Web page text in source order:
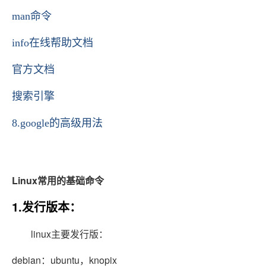
man命令
info在线帮助文档
官方文档
搜索引擎
8.google的高级用法
Linux常用的基础命令
1.发行版本：
linux主要发行版：
debian：ubuntu，knopix